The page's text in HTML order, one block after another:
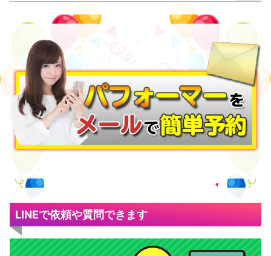
LINEで依頼や質問できます